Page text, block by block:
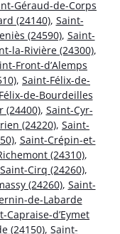
Géraud-de-Corps
(24140), Saint-
(24590), Saint-
la-Rivière (24300),
Front-d’Alemps
, Saint-Félix-de-
de-Bourdeilles
(24400), Saint-Cyr-
(24220), Saint-
, Saint-Crépin-et-
(24310),
Saint-Cirq (24260),
(24260), Saint-
de-Labarde
Capraise-d’Eymet
(24150), Saint-